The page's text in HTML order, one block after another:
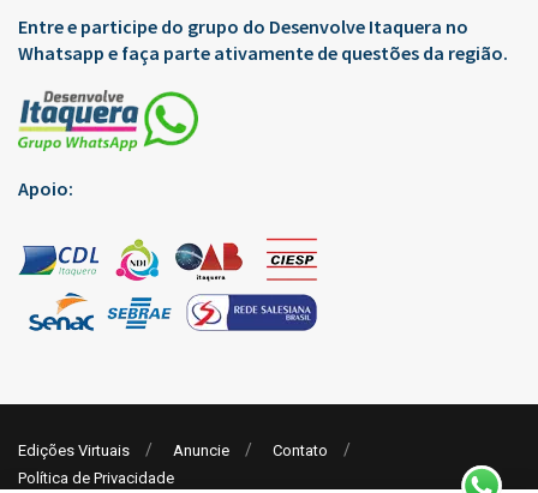
Entre e participe do grupo do Desenvolve Itaquera no
Whatsapp e faça parte ativamente de questões da região.
Apoio:
Edições Virtuais Anuncie
Contato
Política de Privacidade